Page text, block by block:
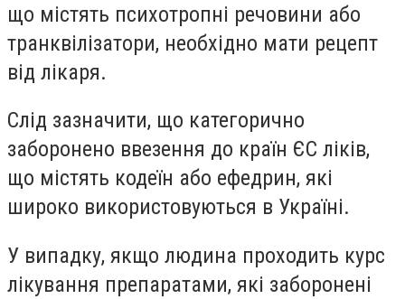
що містять психотропні речовини або
транквілізатори, необхідно мати рецепт
від лікаря.
Слід зазначити, що категорично
заборонено ввезення до країн ЄС ліків,
що містять кодеїн або ефедрин, які
широко використовуються в Україні.
У випадку, якщо людина проходить курс
лікування препаратами, які заборонені